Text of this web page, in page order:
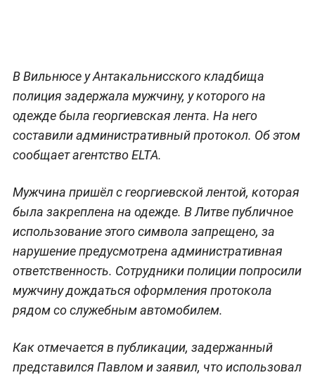
В Вильнюсе у Антакальнисского кладбища
полиция задержала мужчину, у которого на
одежде была георгиевская лента. На него
составили административный протокол. Об этом
сообщает агентство ELTA.
Мужчина пришёл с георгиевской лентой, которая
была закреплена на одежде. В Литве публичное
использование этого символа запрещено, за
нарушение предусмотрена административная
ответственность. Сотрудники полиции попросили
мужчину дождаться оформления протокола
рядом со служебным автомобилем.
Как отмечается в публикации, задержанный
представился Павлом и заявил, что использовал